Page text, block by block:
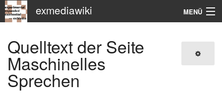
exmediawiki MENÜ
KHM
Quelltext der Seite
Maschinelles
Sprechen